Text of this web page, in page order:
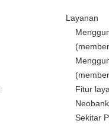
Layanan
Fitur
Neobank
Sekitar